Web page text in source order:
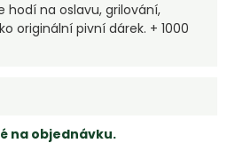
hodí na oslavu, grilování,
originální pivní dárek. + 1000
na objednávku.